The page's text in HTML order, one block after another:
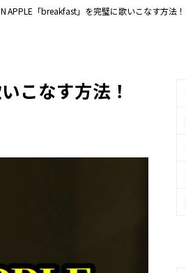
APPLE「breakfast」を完璧に歌いこなす方法！
こなす方法！